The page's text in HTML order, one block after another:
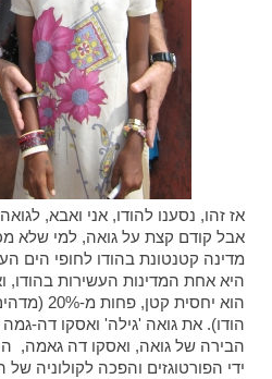
אז זהו, נסענו להודו, אני ואבא,
אבל קודם קצת על גואה, למי שלא
מדינה קטנטונת בהודו לחופי הים
היא אחת המדינות העשירות בהודו,
הוא
הודו). את גואה 'גילה' ואסקו דה-
ידי הפורטוגזים והפכה לקולוניה